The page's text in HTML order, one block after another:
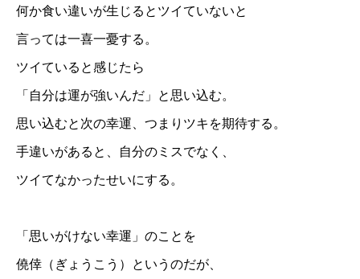
何か食い違いが生じるとツイていないと
言っては一喜一憂する。
ツイていると感じたら
「自分は運が強いんだ」と思い込む。
思い込むと次の幸運、つまりツキを期待する。
手違いがあると、自分のミスでなく、
ツイてなかったせいにする。
「思いがけない幸運」のことを
僥倖（ぎょうこう）というのだが、